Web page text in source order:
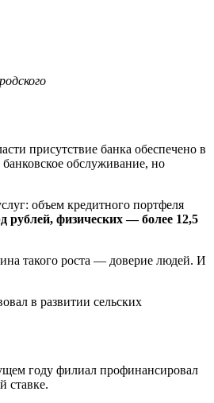
присутствие банка обеспечено в
обслуживание, но
объем кредитного портфеля
рублей, физических — более 12,5
такого роста — доверие людей. И
в развитии сельских
году филиал профинансировал
ставке.